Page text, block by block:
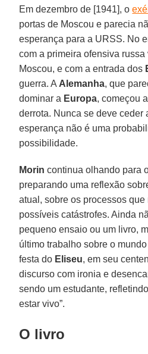
Em dezembro de [1941], o
portas de Moscou e parecia
esperança para a URSS. No
com a primeira ofensiva
Moscou, e com a entrada dos
guerra. A Alemanha, que
dominar a Europa, começou
derrota. Nunca se deve ceder
esperança não é uma
possibilidade.
Morin continua olhando para
preparando uma reflexão
atual, sobre os processos que
possíveis catástrofes. Ainda
pequeno ensaio ou um livro,
último trabalho sobre o
festa do Eliseu, em seu
discurso com ironia e
sendo um estudante,
estar vivo”.
O livro